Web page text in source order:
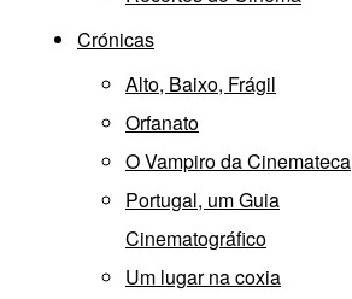
Crónicas
Alto, Baixo, Frágil
Orfanato
O Vampiro da Cinemateca
Portugal, um Guia
Cinematográfico
Um lugar na coxia